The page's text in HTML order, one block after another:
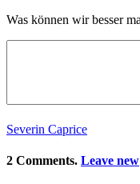
Was können wir besser
Severin Caprice
2 Comments. Leave new